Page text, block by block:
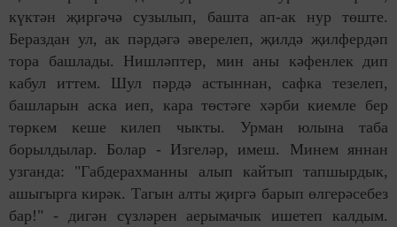
күктән җиргәчә сузылып, башта ап-ак нур төште.
Бераздан ул, ак пәрдәгә әверелеп, җилдә җилфердәп
тора башлады. Нишләптер, мин аны кәфенлек дип
кабул иттем. Шул пәрдә астыннан, сафка тезелеп,
башларын аска иеп, кара төстәге хәрби киемле бер
төркем кеше килеп чыкты. Урман юлына таба
борылдылар. Болар - Изгеләр, имеш. Минем яннан
узганда: "Габдерахманны алып кайтып тапшырдык,
ашыгырга кирәк. Тагын алты җиргә барып өлгерәсебез
бар!" - дигән сүзләрен аерымачык ишетеп калдым.